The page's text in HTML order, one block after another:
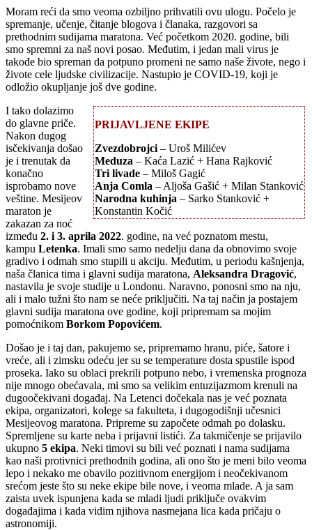
Moram reći da smo veoma ozbiljno prihvatili ovu ulogu. Počelo je
spremanje, učenje, čitanje blogova i članaka, razgovori sa
prethodnim sudijama maratona. Već početkom 2020. godine, bili
smo spremni za naš novi posao. Međutim, i jedan mali virus je
takođe bio spreman da potpuno promeni ne samo naše živote, nego i
živote cele ljudske civilizacije. Nastupio je COVID-19, koji je
odložio okupljanje još dve godine.
PRIJAVLJENE EKIPE
Zvezdobrojci – Uroš Milićev
Meduza – Kaća Lazić + Hana Rajković
Tri livade – Miloš Gagić
Anja Comla – Aljoša Gašić + Milan Stanković
Narodna kuhinja – Sarko Stanković +
Konstantin Kočić
I tako dolazimo
do glavne priče.
Nakon dugog
isčekivanja došao
je i trenutak da
konačno
isprobamo nove
veštine. Mesijeov
maraton je
zakazan za noć
između 2. i 3. aprila 2022. godine, na već poznatom mestu,
kampu Letenka. Imali smo samo nedelju dana da obnovimo svoje
gradivo i odmah smo stupili u akciju. Međutim, u periodu kašnjenja,
naša članica tima i glavni sudija maratona, Aleksandra Dragović,
nastavila je svoje studije u Londonu. Naravno, ponosni smo na nju,
ali i malo tužni što nam se neće priključiti. Na taj način ja postajem
glavni sudija maratona ove godine, koji pripremam sa mojim
pomoćnikom Borkom Popovićem.
Došao je i taj dan, pakujemo se, pripremamo hranu, piće, šatore i
vreće, ali i zimsku odeću jer su se temperature dosta spustile ispod
proseka. Iako su oblaci prekrili potpuno nebo, i vremenska prognoza
nije mnogo obećavala, mi smo sa velikim entuzijazmom krenuli na
dugoočekivani događaj. Na Letenci dočekala nas je već poznata
ekipa, organizatori, kolege sa fakulteta, i dugogodišnji učesnici
Mesijeovog maratona. Pripreme su započete odmah po dolasku.
Spremljene su karte neba i prijavni listići. Za takmičenje se prijavilo
ukupno 5 ekipa. Neki timovi su bili već poznati i nama sudijama
kao naši protivnici prethodnih godina, ali ono što je meni bilo veoma
lepo i nekako me obavilo pozitivnom energijom i neočekivanom
srećom jeste što su neke ekipe bile nove, i veoma mlade. A ja sam
zaista uvek ispunjena kada se mladi ljudi priključe ovakvim
događajima i kada vidim njihova nasmejana lica kada pričaju o
astronomiji.